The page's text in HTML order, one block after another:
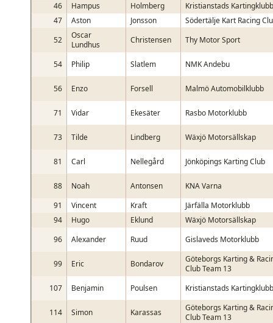
46
Hampus Holmberg
Kristianstads Kartingklubb
47
Aston Jonsson
Södertälje Kart Racing
52
Oscar
Lundhus
Christensen Thy Motor Sport
54 Philip Slatlem NMK Andebu
56 Enzo Forsell Malmö Automobilklubb
71 Vidar Ekesäter Rasbo Motorklubb
73 Tilde Lindberg Wäxjö Motorsällskap
81 Carl Nellegård Jönköpings Karting Club
88 Noah Antonsen
KNA Varna
91
Vincent Kraft
Järfälla Motorklubb
94
Hugo Eklund
Wäxjö Motorsällskap
96
Alexander Ruud Gislaveds Motorklubb
99 Eric Bondarov
Göteborgs Karting &
Club Team 13
107
Benjamin Poulsen Kristianstads Kartingklubb
114 Simon Karassas
Göteborgs Karting &
Club Team 13